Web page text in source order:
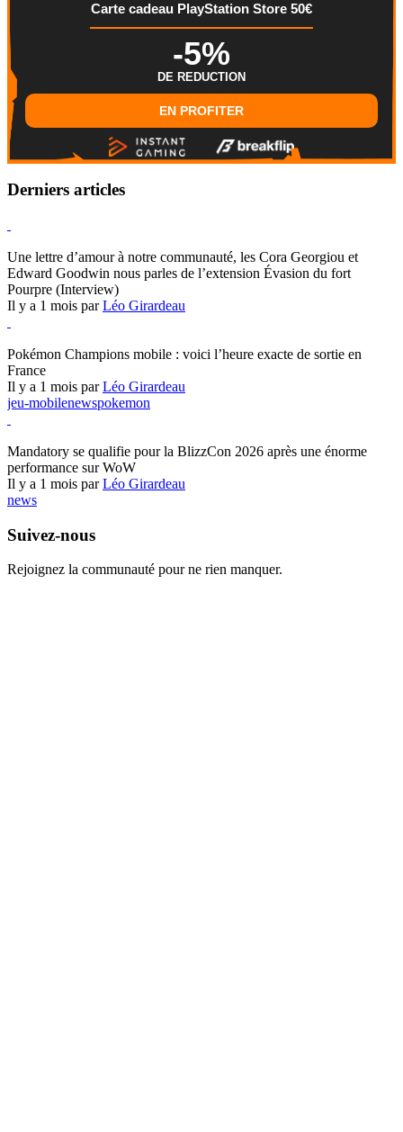
Carte cadeau PlayStation Store 50€
-5%
DE REDUCTION
EN PROFITER
Derniers articles
Une lettre d’amour à notre communauté, les Cora Georgiou et
Edward Goodwin nous parles de l’extension Évasion du fort
Pourpre (Interview)
Il y a 1 mois parLéo Girardeau
Pokémon Champions mobile : voici l’heure exacte de sortie en
France
Il y a 1 mois parLéo Girardeau
jeu-mobilenewspokemon
Mandatory se qualifie pour la BlizzCon 2026 après une énorme
performance sur WoW
Il y a 1 mois parLéo Girardeau
news
Suivez-nous
Rejoignez la communauté pour ne rien manquer.